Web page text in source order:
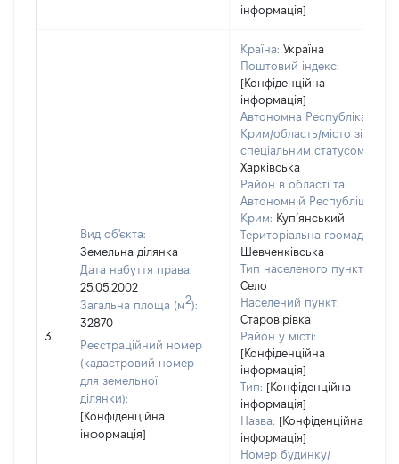
інформація]
3
Вид об'єкта:
Земельна ділянка
Дата набуття права:
25.05.2002
Загальна площа (м2):
32870
Реєстраційний номер
(кадастровий номер
для земельної
ділянки):
[Конфіденційна
інформація]
Країна: Україна
Поштовий індекс:
[Конфіденційна
інформація]
Автономна Республіка
Крим/область/місто зі
спеціальним статусом:
Харківська
Район в області та
Автономній Республіці
Крим: Куп’янський
Територіальна громада:
Шевченківська
Тип населеного пункту:
Село
Населений пункт:
Старовірівка
Район у місті:
[Конфіденційна
інформація]
Тип: [Конфіденційна
інформація]
Назва: [Конфіденційна
інформація]
Номер будинку/